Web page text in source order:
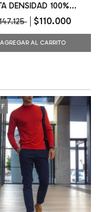
DENSIDAD 100%...
$110.000
AGREGAR AL CARRITO